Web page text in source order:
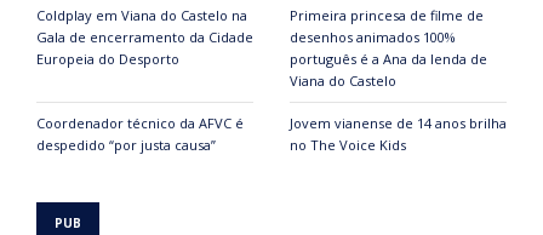
Coldplay em Viana do Castelo na
Gala de encerramento da Cidade
Europeia do Desporto
Primeira princesa de filme de
desenhos animados 100%
português é a Ana da lenda de
Viana do Castelo
Coordenador técnico da AFVC é
despedido “por justa causa”
Jovem vianense de 14 anos brilha
no The Voice Kids